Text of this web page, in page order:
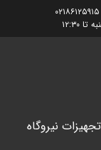
نیروگاه